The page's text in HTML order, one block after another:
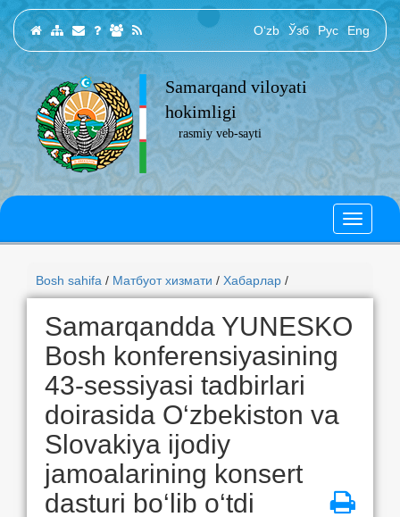
O‘zb Ўзб Рус Eng
Samarqand viloyati
hokimligi
rasmiy veb-sayti
Bosh sahifa / Матбуот хизмати / Хабарлар /
Samarqandda YUNESKO
Bosh konferensiyasining
43-sessiyasi tadbirlari
doirasida O‘zbekiston va
Slovakiya ijodiy
jamoalarining konsert
dasturi bo‘lib o‘tdi